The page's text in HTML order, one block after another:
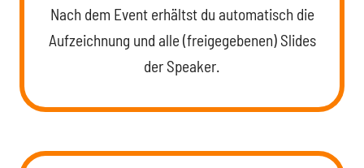
Nach dem Event erhältst du automatisch die
Aufzeichnung und alle (freigegebenen) Slides
der Speaker.